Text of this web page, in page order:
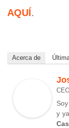
AQUÍ.
Acerca de
y